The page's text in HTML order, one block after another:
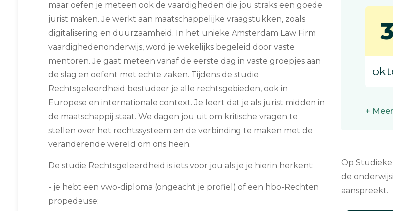
maar oefen je meteen ook de vaardigheden die jou straks een goede
jurist maken. Je werkt aan maatschappelijke vraagstukken, zoals
digitalisering en duurzaamheid. In het unieke Amsterdam Law Firm
vaardighedenonderwijs, word je wekelijks begeleid door vaste
mentoren. Je gaat meteen vanaf de eerste dag in vaste groepjes aan
de slag en oefent met echte zaken. Tijdens de studie
Rechtsgeleerdheid bestudeer je alle rechtsgebieden, ook in
Europese en internationale context. Je leert dat je als jurist midden in
de maatschappij staat. We dagen jou uit om kritische vragen te
stellen over het rechtssysteem en de verbinding te maken met de
veranderende wereld om ons heen.
De studie Rechtsgeleerdheid is iets voor jou als je je hierin herkent:
- je hebt een vwo-diploma (ongeacht je profiel) of een hbo-Rechten
propedeuse;
+
Op
de
aanspreekt.